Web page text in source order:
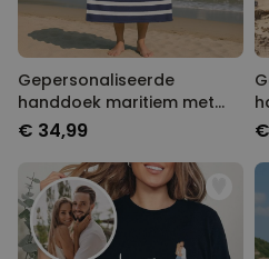
Gepersonaliseerde
handdoek maritiem met
tekst
€ 34,99